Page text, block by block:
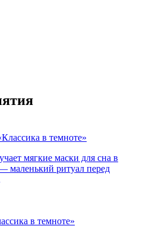
в темноте»
мягкие маски для сна в
маленький ритуал перед
в темноте»